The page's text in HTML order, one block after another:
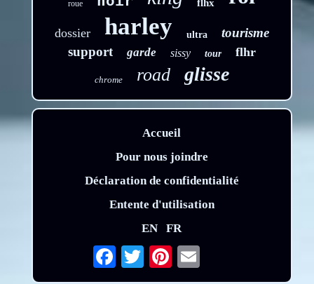
roue flhx
dossier harley ultra
tourisme
support
garde sissy tour flhr
chrome road glisse
Accueil
Pour nous joindre
Déclaration de confidentialité
Entente d'utilisation
EN
FR